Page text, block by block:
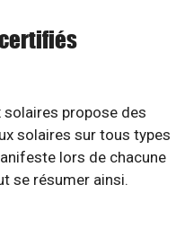
solaires propose des
solaires sur tous types
lors de chacune
se résumer ainsi.